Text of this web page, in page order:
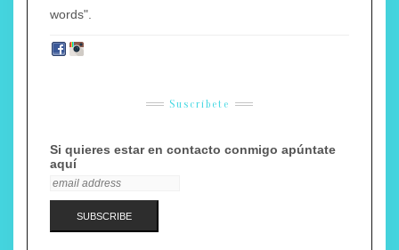
words".
Suscríbete
Si quieres estar en contacto conmigo apúntate
aquí